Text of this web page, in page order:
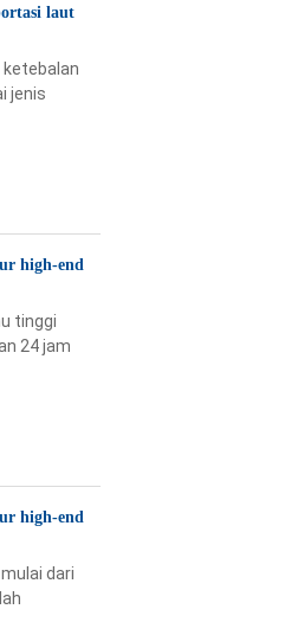
laut
ketebalan
jenis
high-end
tinggi
24 jam
high-end
dari